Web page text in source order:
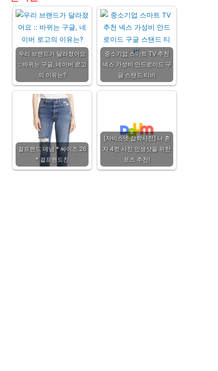
우리 브랜드가 달라졌어요
:: 바뀌는 구글, 네이버 로고
의 이유는?
중소기업 스마트 TV 추천
넥스 가성비 안드로이드 구
글 스탠드 티비
걸프렌드 데님 * 싸이즈 26
* 걸프렌드진
[자비스넷 잡학사전] 나 혼
자 4컷 사진 인생샷을 위한
포즈 추천!